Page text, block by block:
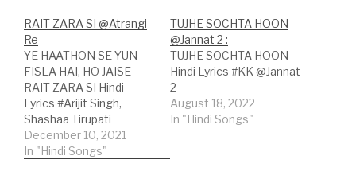
RAIT ZARA SI @Atrangi
Re
YE HAATHON SE YUN
FISLA HAI, HO JAISE
RAIT ZARA SI Hindi
Lyrics #Arijit Singh,
Shashaa Tirupati
@Atrangi Re Song
Credits:Song: Rait Zara
December 10, 2021
In "Hindi Songs"
TUJHE SOCHTA HOON
@Jannat 2 :
TUJHE SOCHTA HOON
Hindi Lyrics #KK @Jannat
2
August 18, 2022
In "Hindi Songs"